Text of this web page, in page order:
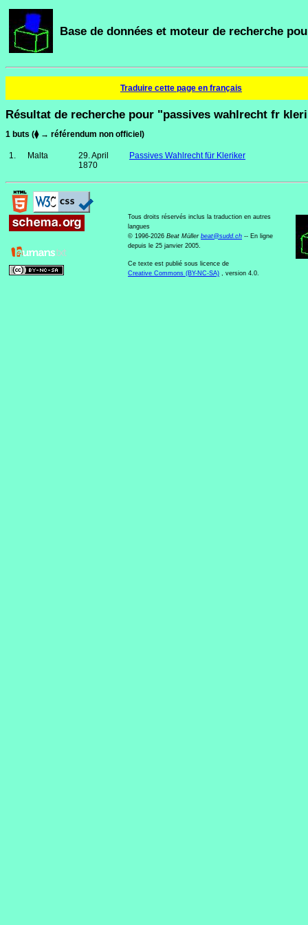
Base de données et moteur de recherche
Traduire cette page en français
Résultat de recherche pour "passives wahlrecht fr
1 buts (⧫ → référendum non officiel)
1. Malta
29. April
1870
Passives Wahlrecht für Kleriker
Tous droits réservés inclus la traduction en autres
langues
© 1996-2026 Beat Müller beat@sudd.ch -- En ligne
depuis le 25 janvier 2005.
Ce texte est publié sous licence de
Creative Commons (BY-NC-SA) , version 4.0.